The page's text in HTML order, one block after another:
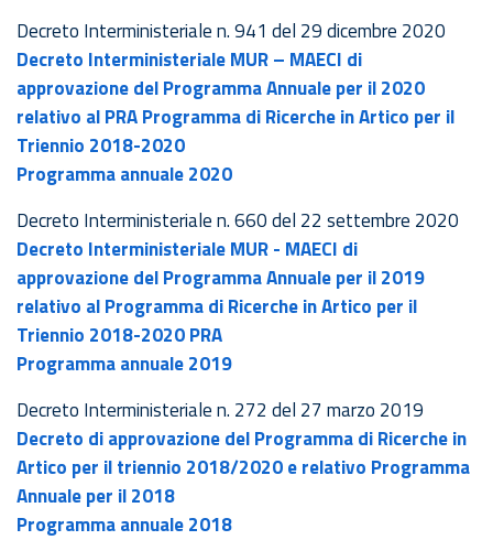
Decreto Interministeriale n. 941 del 29 dicembre 2020
Decreto Interministeriale MUR – MAECI di
approvazione del Programma Annuale per il 2020
relativo al PRA Programma di Ricerche in Artico per il
Triennio 2018-2020
Programma annuale 2020
Decreto Interministeriale n. 660 del 22 settembre 2020
Decreto Interministeriale MUR - MAECI di
approvazione del Programma Annuale per il 2019
relativo al Programma di Ricerche in Artico per il
Triennio 2018-2020 PRA
Programma annuale 2019
Decreto Interministeriale n. 272 del 27 marzo 2019
Decreto di approvazione del Programma di Ricerche in
Artico per il triennio 2018/2020 e relativo Programma
Annuale per il 2018
Programma annuale 2018